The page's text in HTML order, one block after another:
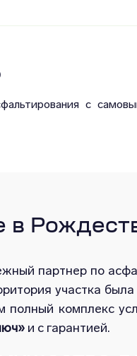
с
партнер по
участка
полный комплекс
и с гарантией.